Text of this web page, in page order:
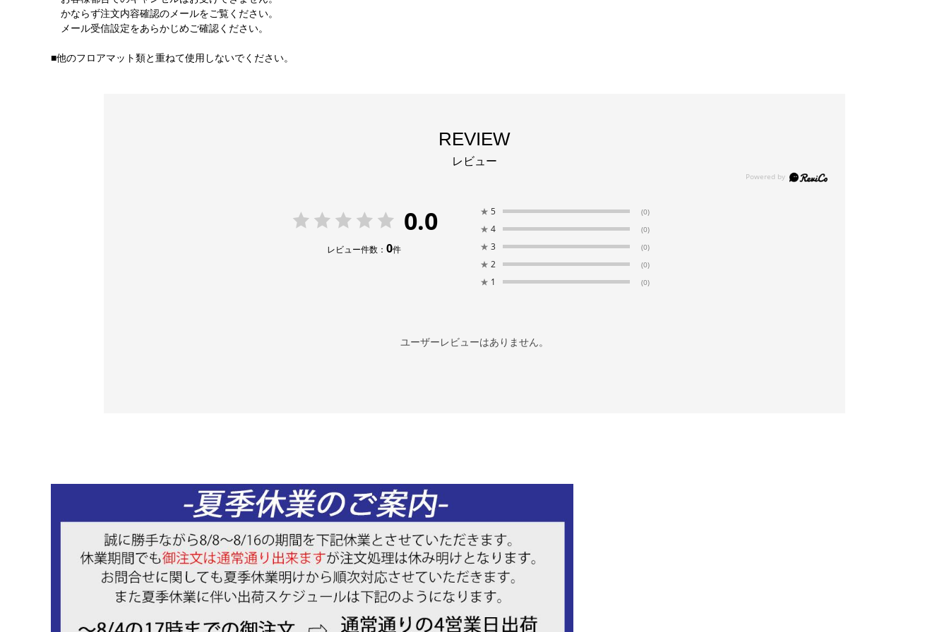
かならず注文内容確認のメールをご覧ください。
メール受信設定をあらかじめご確認ください。
■他のフロアマット類と重ねて使用しないでください。
REVIEW
レビュー
0.0
レビュー件数： 0件
★ 5 (0)
★ 4 (0)
★ 3 (0)
★ 2 (0)
★ 1 (0)
ユーザーレビューはありません。